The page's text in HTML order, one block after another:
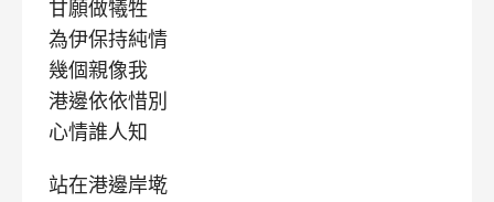
甘願做犧牲
為伊保持純情
幾個親像我
港邊依依惜別
心情誰人知
站在港邊岸墘